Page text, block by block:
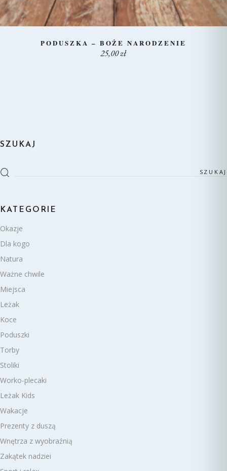
PODUSZKA – BOŻE NARODZENIE
25,00 zł
SZUKAJ
Szukaj
KATEGORIE
Okazje
Dla kogo
Natura
Ważne chwile
Miejsca
Leżak
Koce
Poduszki
Torby
Stoliki
Worko-plecaki
Leżak Kids
Wakacje
Prezenty z duszą
Wnętrza z wyobraźnią
Zakątek nadziei